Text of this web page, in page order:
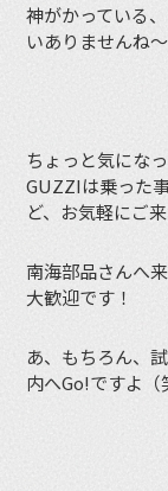
神がかっている
いありませんね〜
ちょっと気にな
GUZZIは乗った
ど、お気軽にご
南海部品さんへ
大歓迎です！
あ、もちろん、
内へGo!ですよ（